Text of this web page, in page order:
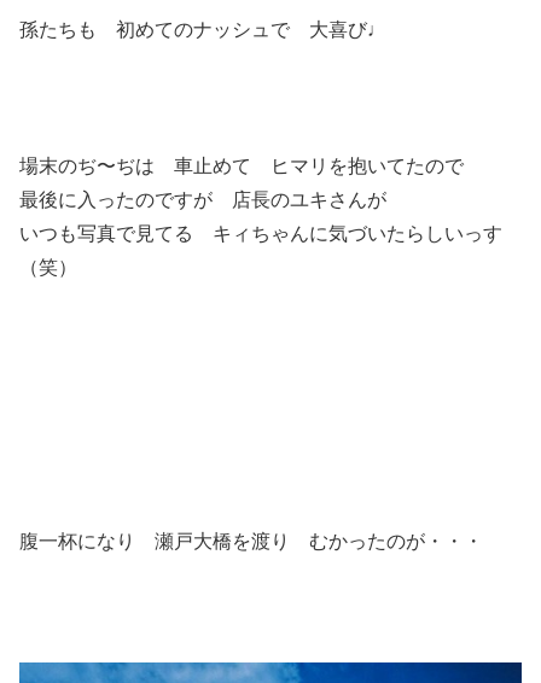
孫たちも 初めてのナッシュで 大喜び♩
場末のぢ〜ぢは 車止めて ヒマリを抱いてたので
最後に入ったのですが 店長のユキさんが
いつも写真で見てる キィちゃんに気づいたらしいっす
（笑）
腹一杯になり 瀬戸大橋を渡り むかったのが・・・